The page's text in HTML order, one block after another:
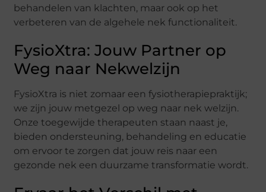
behandelen van klachten, maar ook op het
verbeteren van de algehele nek functionaliteit.
FysioXtra: Jouw Partner op
Weg naar Nekwelzijn
FysioXtra is niet zomaar een fysiotherapiepraktijk;
we zijn jouw metgezel op weg naar nek welzijn.
Onze toegewijde therapeuten staan naast je,
bieden ondersteuning, behandeling en educatie
om ervoor te zorgen dat jouw reis naar een
gezonde nek een duurzame transformatie wordt.